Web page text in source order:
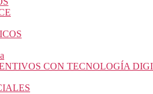
CON TECNOLOGÍA